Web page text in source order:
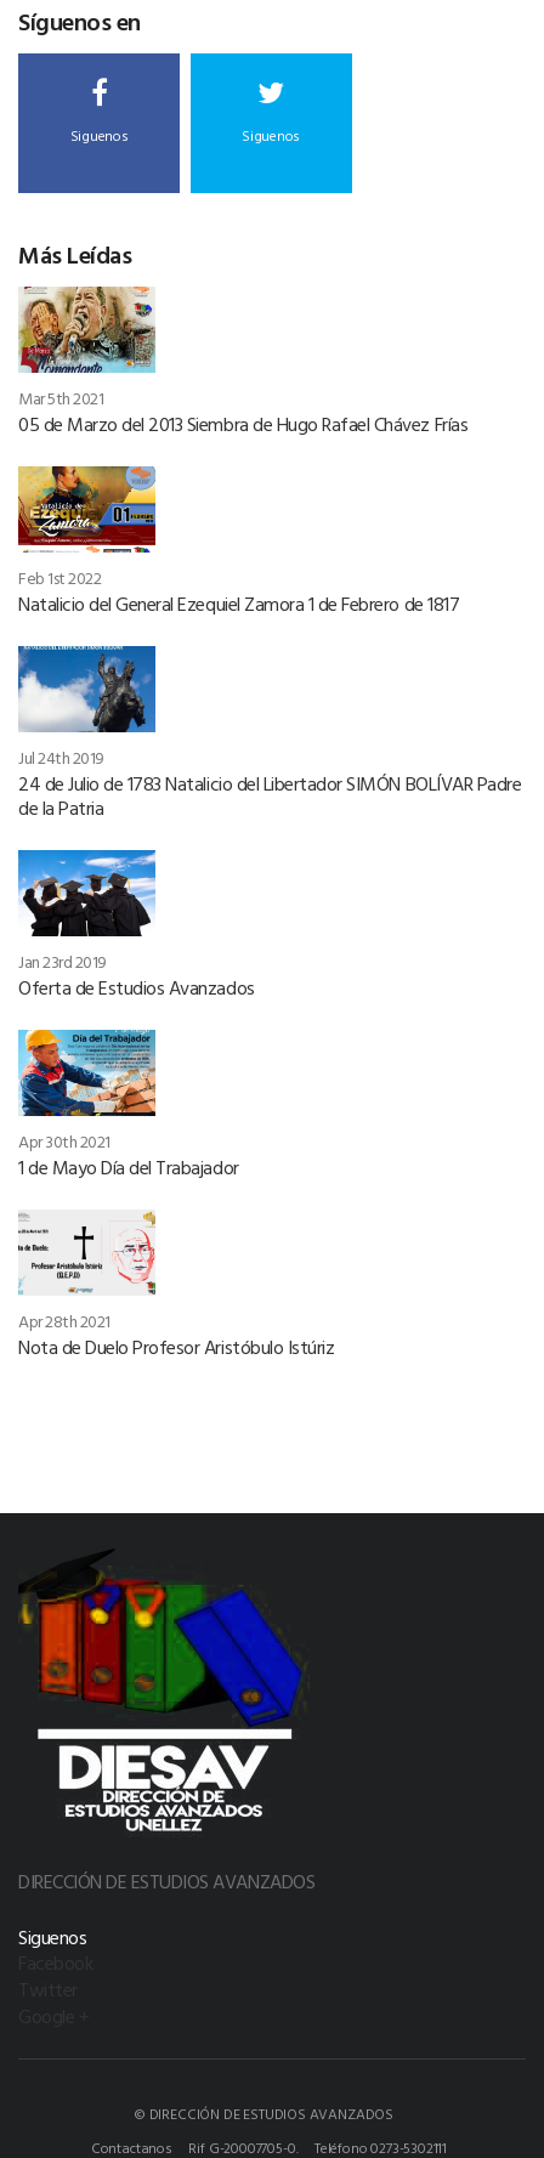
Síguenos en
Siguenos Siguenos
Más Leídas
Mar 5th 2021
05 de Marzo del 2013 Siembra de Hugo Rafael Chávez Frías
Feb 1st 2022
Natalicio del General Ezequiel Zamora 1 de Febrero de 1817
Jul 24th 2019
24 de Julio de 1783 Natalicio del Libertador SIMÓN BOLÍVAR Padre
de la Patria
Jan 23rd 2019
Oferta de Estudios Avanzados
Apr 30th 2021
1 de Mayo Día del Trabajador
Apr 28th 2021
Nota de Duelo Profesor Aristóbulo Istúriz
DIRECCIÓN DE ESTUDIOS AVANZADOS
Siguenos
© DIRECCIÓN DE ESTUDIOS AVANZADOS
Contactanos
Rif G-20007705-0. Teléfono 0273-5302111